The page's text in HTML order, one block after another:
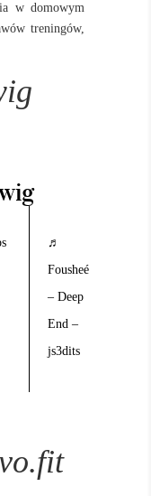
w domowym
treningów,
♬
Fousheé
– Deep
End –
js3dits